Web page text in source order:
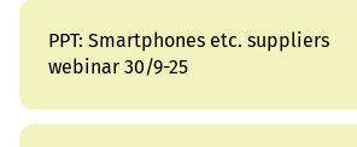
PPT: Smartphones etc. suppliers
webinar 30/9-25